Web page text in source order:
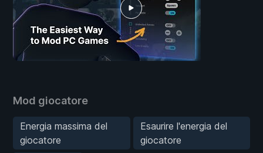
Mod giocatore
Energia massima del
giocatore
Esaurire l'energia del
giocatore